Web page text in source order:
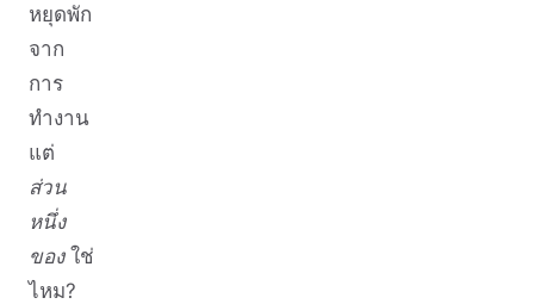
หยุดพัก
จาก
การ
ทำงาน
แต่
ส่วน
หนึ่ง
ของใช่
ไหม?